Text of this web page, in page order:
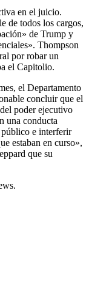
en el juicio.
de todos los cargos,
de Trump y
Thompson
por robar un
el Capitolio.
el Departamento
concluir que el
poder ejecutivo
una conducta
público e interferir
estaban en curso»,
que su